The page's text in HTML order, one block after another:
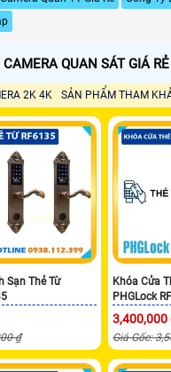
QUAN SÁT GIÁ RẺ
2K 4K SẢN PHẨM THAM
Sạn Thẻ Từ
₫
Khóa Cửa
PHGLock
3,400,000
Giá Gốc: